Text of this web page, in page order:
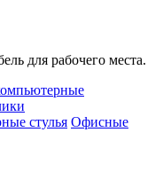
для рабочего места.
стулья Офисные